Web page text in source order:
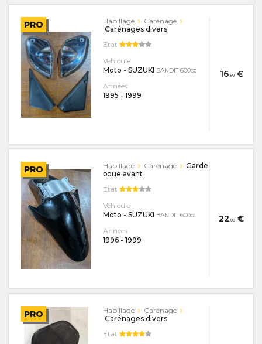
PRO
16.50€
Habillage
Carénage
Carénages divers
Etat
Véhicule
Moto - SUZUKI BANDIT 600cc
Années
1995 - 1999
PRO
22.00 €
Habillage Carénage
Garde
boue avant
Etat
Véhicule
Moto - SUZUKI BANDIT 600cc
Années
1996 - 1999
PRO Habillage
Carénage
Carénages divers
Etat